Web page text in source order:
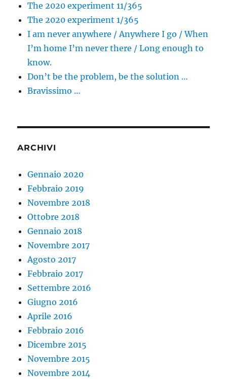
The 2020 experiment 11/365
The 2020 experiment 1/365
I am never anywhere / Anywhere I go / When
I’m home I’m never there / Long enough to
know.
Don’t be the problem, be the solution …
Bravissimo …
ARCHIVI
Gennaio 2020
Febbraio 2019
Novembre 2018
Ottobre 2018
Gennaio 2018
Novembre 2017
Agosto 2017
Febbraio 2017
Settembre 2016
Giugno 2016
Aprile 2016
Febbraio 2016
Dicembre 2015
Novembre 2015
Novembre 2014